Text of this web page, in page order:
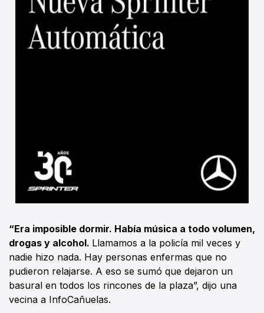
“Era imposible dormir. Había música a todo volumen,
drogas y alcohol. Llamamos a la policía mil veces y
nadie hizo nada. Hay personas enfermas que no
pudieron relajarse. A eso se sumó que dejaron un
basural en todos los rincones de la plaza”, dijo una
vecina a InfoCañuelas.